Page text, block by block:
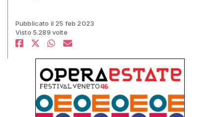
Pubblicato il 25 feb 2023
Visto 5.289 volte